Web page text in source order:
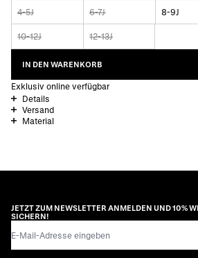
4-5J 6-7J 8-9J
10-12J 12-13J
IN DEN WARENKORB
Exklusiv online verfügbar
Details
Versand
Material
JETZT ZUM NEWSLETTER ANMELDEN UND 10%
SICHERN!